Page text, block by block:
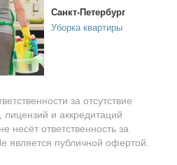
Санкт-Петербург
Уборка квартиры
за отсутствие
и аккредитаций
несёт ответственность за
является публичной офертой.